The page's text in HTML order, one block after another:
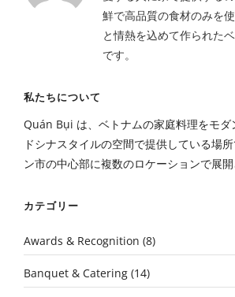
鮮で高品質の食材のみを
と情熱を込めて作られた
です。
私たちについて
Quán Bụi は、ベトナムの家庭料理をモダ
ドシナスタイルの空間で提供している場
ン市の中心部に複数のロケーションで展開
カテゴリー
Awards & Recognition (8)
Banquet & Catering (14)